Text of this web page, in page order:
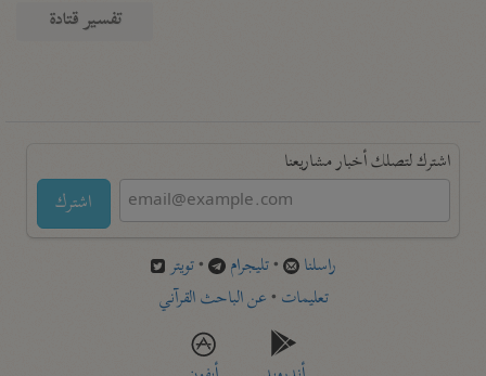
تفسير قتادة
اشترك لتصلك أخبار مشاريعنا
اشترك
راسلنا •تليجرام •تويتر
تعليمات •عن الباحث القرآني